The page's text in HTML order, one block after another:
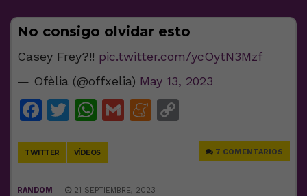
No consigo olvidar esto
Casey Frey?!! pic.twitter.com/ycOytN3Mzf
— Ofèlia (@offxelia) May 13, 2023
Facebook
Twitter
WhatsApp
GmailMeneame
TWITTER VÍDEOS 7 COMENTARIOS
RANDOM 21 SEPTIEMBRE, 2023